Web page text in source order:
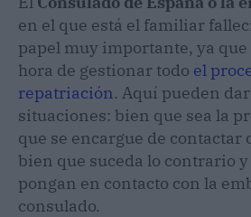
en el que está el familiar
papel muy importante, ya que
hora de gestionar todo el
repatriación. Aquí pueden
situaciones: bien que sea la
que se encargue de contactar
bien que suceda lo contrario
pongan en contacto con la
consulado.